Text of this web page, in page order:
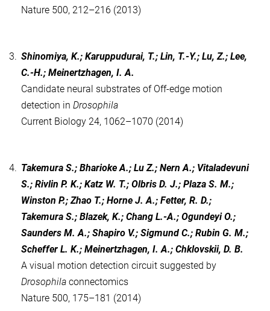
Nature 500, 212–216 (2013)
3. Shinomiya, K.; Karuppudurai, T.; Lin, T.-Y.; Lu, Z.; Lee,
C.-H.; Meinertzhagen, I. A.
Candidate neural substrates of Off-edge motion
detection in Drosophila
Current Biology 24, 1062–1070 (2014)
4. Takemura S.; Bharioke A.; Lu Z.; Nern A.; Vitaladevuni
S.; Rivlin P. K.; Katz W. T.; Olbris D. J.; Plaza S. M.;
Winston P.; Zhao T.; Horne J. A.; Fetter, R. D.;
Takemura S.; Blazek, K.; Chang L.-A.; Ogundeyi O.;
Saunders M. A.; Shapiro V.; Sigmund C.; Rubin G. M.;
Scheffer L. K.; Meinertzhagen, I. A.; Chklovskii, D. B.
A visual motion detection circuit suggested by
Drosophila connectomics
Nature 500, 175–181 (2014)